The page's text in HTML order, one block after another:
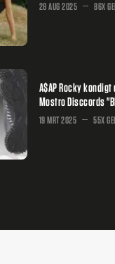
28 AUG 2025 86X
A$AP Rocky kondigt
Mostro Disccords
19 MRT 2025 55X